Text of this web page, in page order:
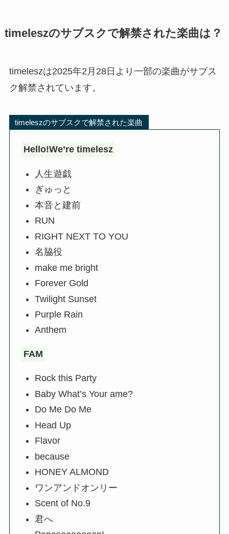
timeleszのサブスクで解禁された楽曲は？
timeleszは2025年2月28日より一部の楽曲がサブス
ク解禁されています。
timeleszのサブスクで解禁された楽曲
Hello!We’re timelesz
人生遊戯
ぎゅっと
本音と建前
RUN
RIGHT NEXT TO YOU
名脇役
make me bright
Forever Gold
Twilight Sunset
Purple Rain
Anthem
FAM
Rock this Party
Baby What’s Your ame?
Do Me Do Me
Head Up
Flavor
because
HONEY ALMOND
ワンアンドオンリー
Scent of No.9
君へ